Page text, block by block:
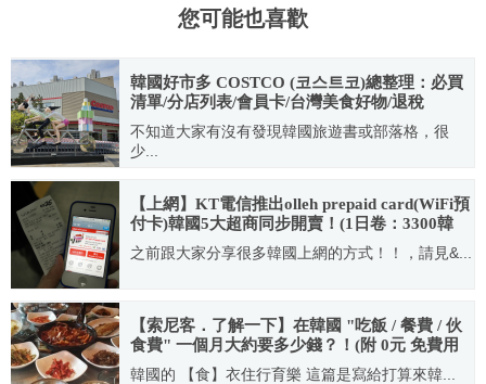
您可能也喜歡
韓國好市多 COSTCO (코스트코)總整理：必買
清單/分店列表/會員卡/台灣美食好物/退稅
不知道大家有沒有發現韓國旅遊書或部落格，很
少...
2023.05.08
【上網】KT電信推出olleh prepaid card(WiFi預
付卡)韓國5大超商同步開賣！(1日卷：3300韓
元)89元台幣一整天無限上網
之前跟大家分享很多韓國上網的方式！！，請見&...
2012.10.28
【索尼客．了解一下】在韓國 "吃飯 / 餐費 / 伙
食費" 一個月大約要多少錢？！(附 0元 免費用
餐密技)
韓國的 【食】衣住行育樂 這篇是寫給打算來韓...